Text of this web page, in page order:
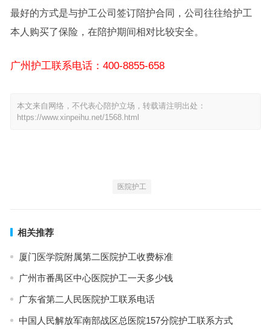
最好的方式是与护工公司签订陪护合同，公司往往给护工
本人购买了保险，在陪护期间相对比较安全。
广州护工联系电话：400-8855-658
本文来自网络，不代表心陪护立场，转载请注明出处：
https://www.xinpeihu.net/1568.html
医院护工
相关推荐
厦门医学院附属第二医院护工收费标准
广州市番禺区中心医院护工一天多少钱
广东省第二人民医院护工联系电话
中国人民解放军南部战区总医院157分院护工联系方式